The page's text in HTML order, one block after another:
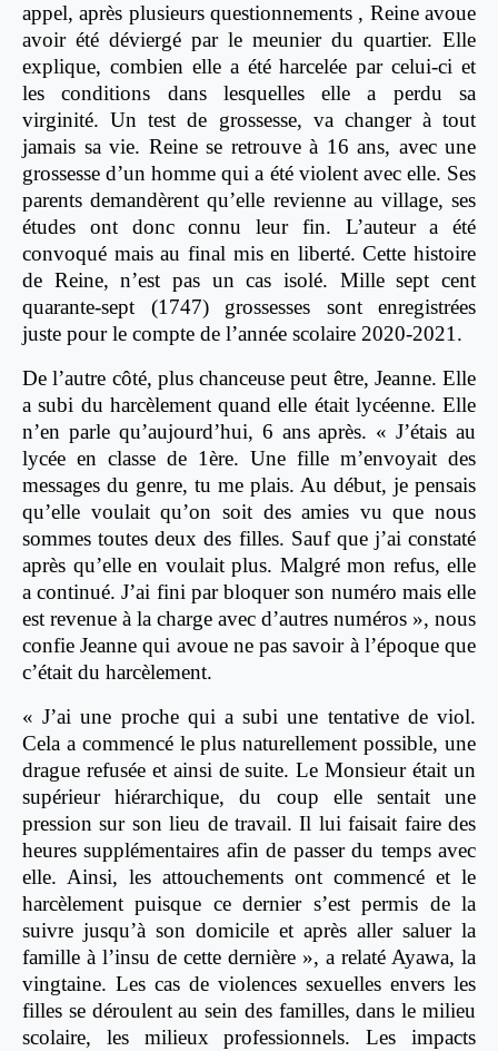
appel, après plusieurs questionnements , Reine avoue
avoir été déviergé par le meunier du quartier. Elle
explique, combien elle a été harcelée par celui-ci et
les conditions dans lesquelles elle a perdu sa
virginité. Un test de grossesse, va changer à tout
jamais sa vie. Reine se retrouve à 16 ans, avec une
grossesse d’un homme qui a été violent avec elle. Ses
parents demandèrent qu’elle revienne au village, ses
études ont donc connu leur fin. L’auteur a été
convoqué mais au final mis en liberté.Cette histoire
de Reine, n’est pas un cas isolé. Mille sept cent
quarante-sept (1747) grossesses sont enregistrées
juste pour le compte de l’année scolaire 2020-2021.
De l’autre côté, plus chanceuse peut être, Jeanne. Elle
a subi du harcèlement quand elle était lycéenne. Elle
n’en parle qu’aujourd’hui, 6 ans après. « J’étais au
lycée en classe de 1ère. Une fille m’envoyait des
messages du genre, tu me plais. Au début, je pensais
qu’elle voulait qu’on soit des amies vu que nous
sommes toutes deux des filles. Sauf que j’ai constaté
après qu’elle en voulait plus. Malgré mon refus, elle
a continué. J’ai fini par bloquer son numéro mais elle
est revenue à la charge avec d’autres numéros », nous
confie Jeanne qui avoue ne pas savoir à l’époque que
c’était du harcèlement.
« J’ai une proche qui a subi une tentative de viol.
Cela a commencé le plus naturellement possible, une
drague refusée et ainsi de suite. Le Monsieur était un
supérieur hiérarchique, du coup elle sentait une
pression sur son lieu de travail. Il lui faisait faire des
heures supplémentaires afin de passer du temps avec
elle. Ainsi, les attouchements ont commencé et le
harcèlement puisque ce dernier s’est permis de la
suivre jusqu’à son domicile et après aller saluer la
famille à l’insu de cette dernière », a relaté Ayawa, la
vingtaine. Les cas de violences sexuelles envers les
filles se déroulent au sein des familles, dans le milieu
scolaire, les milieux professionnels. Les impacts